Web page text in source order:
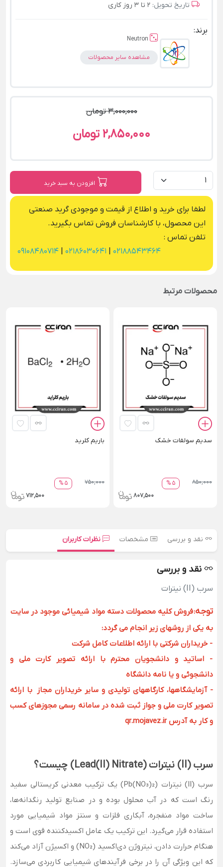
تاریخ تحویل: 2 تا 3 روز کاری
برند:
Neutron
مشاهده سایر محصولات
3,000,000 تومان
2,850,000 تومان
افزودن به سبد خرید
لطفا برای خرید و اطلاع از قیمت و موجودی گرید صنعتی
این محصول، با کارشناسان فروش تماس بگیرید.
تلفن تماس :
02188543464
02186030641
09108480714
محصولات مرتبط
سدیم سولفات خشک
5 %
850,000
807,500
باریم کلرید
5 %
750,000
712,500
نقد و بررسی مشخصات نظرات کاربران
نقد و بررسی
سرب (II) نیترات
توجه:فروش کلیه محصولات دسته مواد شیمیائی موجود در سایت
به یکی از روشهای زیر انجام می گردد:
- خریداران شرکتی با ارائه اطلاعات کامل شرکت
- اساتید و دانشجویان محترم با ارائه تصویر کارت ملی و
دانشجوئی و یا نامه دانشگاه
- آزمایشگاهها، کارگاههای تولیدی و سایر خریداران مجاز با ارائه
تصویر کارت ملی و جواز ثبت شده در سامانه رسمی مجوزهای کسب
و کار به آدرس qr.mojavez.ir
سرب (II) نیترات (Lead(II) Nitrate) چیست؟
سرب (II) نیترات (Pb(NO₃)₂) یک ترکیب معدنی کریستالی سفید
رنگ است که در آب محلول بوده و در صنایع تولید رنگدانه‌ها،
ساخت مواد منفجره، آبکاری فلزات و سنتز مواد شیمیایی مورد
استفاده قرار می‌گیرد. این ترکیب یک عامل اکسیدکننده قوی است و
هنگام حرارت دادن، نیتروژن دی‌اکسید (NO₂) و اکسیژن آزاد می‌کند
که این ویژگی آن را در برخی فرآیندهای شیمیایی کاربردی می‌سازد.